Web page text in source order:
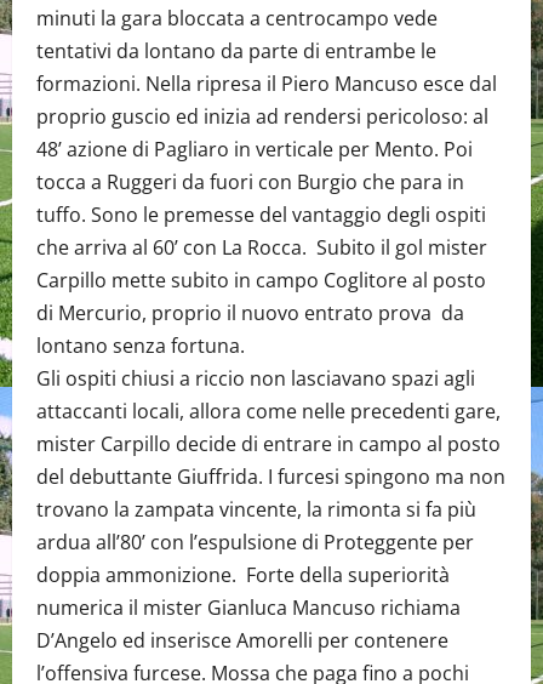
minuti la gara bloccata a centrocampo vede
tentativi da lontano da parte di entrambe le
formazioni. Nella ripresa il Piero Mancuso esce dal
proprio guscio ed inizia ad rendersi pericoloso: al
48’ azione di Pagliaro in verticale per Mento. Poi
tocca a Ruggeri da fuori con Burgio che para in
tuffo. Sono le premesse del vantaggio degli ospiti
che arriva al 60’ con La Rocca. Subito il gol mister
Carpillo mette subito in campo Coglitore al posto
di Mercurio, proprio il nuovo entrato prova da
lontano senza fortuna.
Gli ospiti chiusi a riccio non lasciavano spazi agli
attaccanti locali, allora come nelle precedenti gare,
mister Carpillo decide di entrare in campo al posto
del debuttante Giuffrida. I furcesi spingono ma non
trovano la zampata vincente, la rimonta si fa più
ardua all’80’ con l’espulsione di Proteggente per
doppia ammonizione. Forte della superiorità
numerica il mister Gianluca Mancuso richiama
D’Angelo ed inserisce Amorelli per contenere
l’offensiva furcese. Mossa che paga fino a pochi